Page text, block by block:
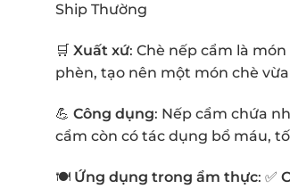
Ship Thường
🛒 Xuất xứ: Chè nếp cẩm là
phèn, tạo nên một món chè
💪 Công dụng: Nếp cẩm chứa
cẩm còn có tác dụng bổ máu,
🍽 Ứng dụng trong ẩm thực: ✅